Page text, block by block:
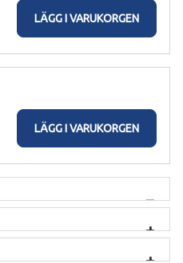
LÄGG I VARUKORGEN
LÄGG I VARUKORGEN
av repor, glans och fin
och bagage